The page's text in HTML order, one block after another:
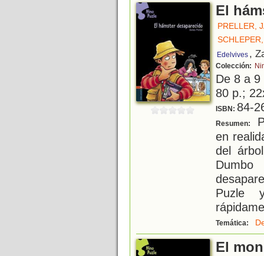
El
PRELLER,
Edelvives ,
Colección:
De 8 a
80 p.;
ISBN: 84-
Resumen:
en
del
Puzle
Temática:
El